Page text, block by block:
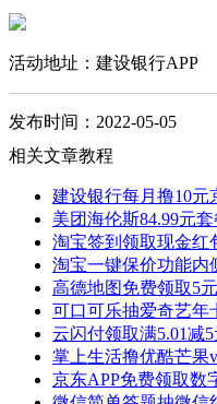
活动地址：建设银行APP
发布时间：2022-05-05
相关文章教程
建设银行每月撸10元
美团海伦斯84.99元
淘宝签到领取现金红
淘宝一键保价功能内
高德地图免费领取5
可口可乐抽爱奇艺年
云闪付领取满5.01减
掌上生活撸优酷芒果
京东APP免费领取数